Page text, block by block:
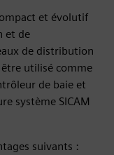
et évolutif
et de
de distribution
utilisé comme
de baie et
système SICAM
suivants :